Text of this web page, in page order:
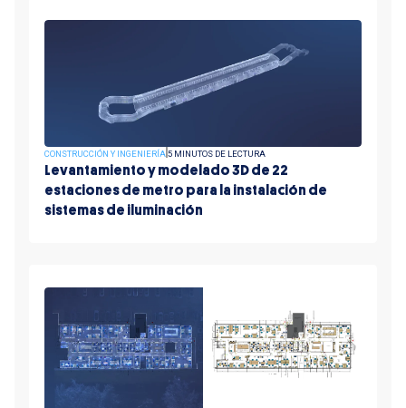
CONSTRUCCIÓN Y INGENIERÍA5 MINUTOS DE LECTURA
Levantamiento y modelado 3D de 22
estaciones de metro para la instalación de
sistemas de iluminación